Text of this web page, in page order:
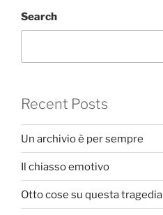
Search
Recent Posts
Un archivio è per sempre
Il chiasso emotivo
Otto cose su questa tragedia